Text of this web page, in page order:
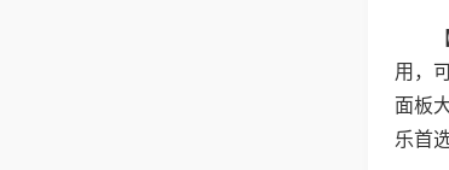
用，
面板
乐首